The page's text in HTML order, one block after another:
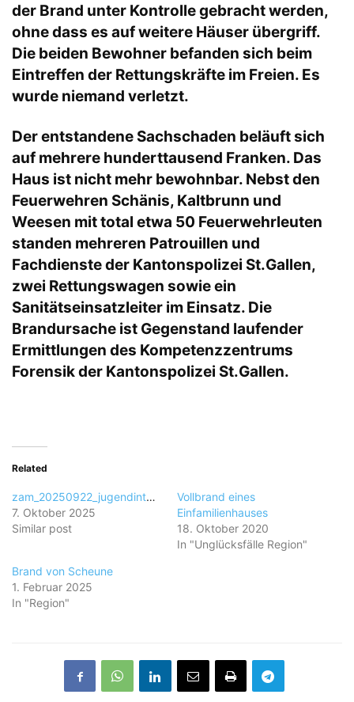
der Brand unter Kontrolle gebracht werden,
ohne dass es auf weitere Häuser übergriff.
Die beiden Bewohner befanden sich beim
Eintreffen der Rettungskräfte im Freien. Es
wurde niemand verletzt.
Der entstandene Sachschaden beläuft sich
auf mehrere hunderttausend Franken. Das
Haus ist nicht mehr bewohnbar. Nebst den
Feuerwehren Schänis, Kaltbrunn und
Weesen mit total etwa 50 Feuerwehrleuten
standen mehreren Patrouillen und
Fachdienste der Kantonspolizei St.Gallen,
zwei Rettungswagen sowie ein
Sanitätseinsatzleiter im Einsatz. Die
Brandursache ist Gegenstand laufender
Ermittlungen des Kompetenzzentrums
Forensik der Kantonspolizei St.Gallen.
Related
zam_20250922_jugendinterview_110830
7. Oktober 2025
Similar post
Vollbrand eines
Einfamilienhauses
18. Oktober 2020
In "Unglücksfälle Region"
Brand von Scheune
1. Februar 2025
In "Region"